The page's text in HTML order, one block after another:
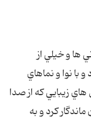
ها و خيلي از
با نوا و نماهاي
زيبايي که از صدا
کرد و به